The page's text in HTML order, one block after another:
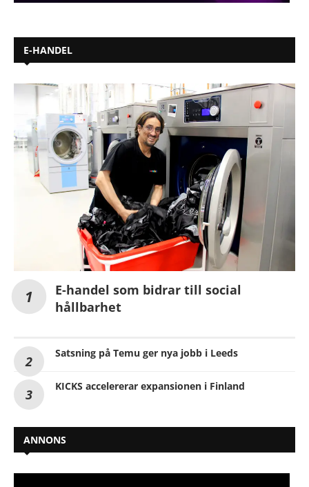
E-HANDEL
E-handel som bidrar till social
hållbarhet
Satsning på Temu ger nya jobb i Leeds
KICKS accelererar expansionen i Finland
ANNONS